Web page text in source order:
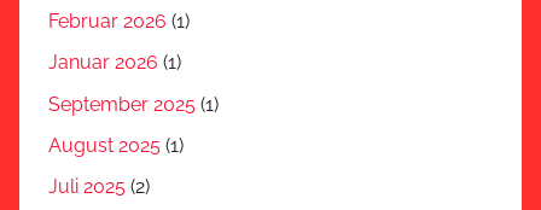
Februar 2026 (1)
Januar 2026 (1)
September 2025 (1)
August 2025 (1)
Juli 2025 (2)